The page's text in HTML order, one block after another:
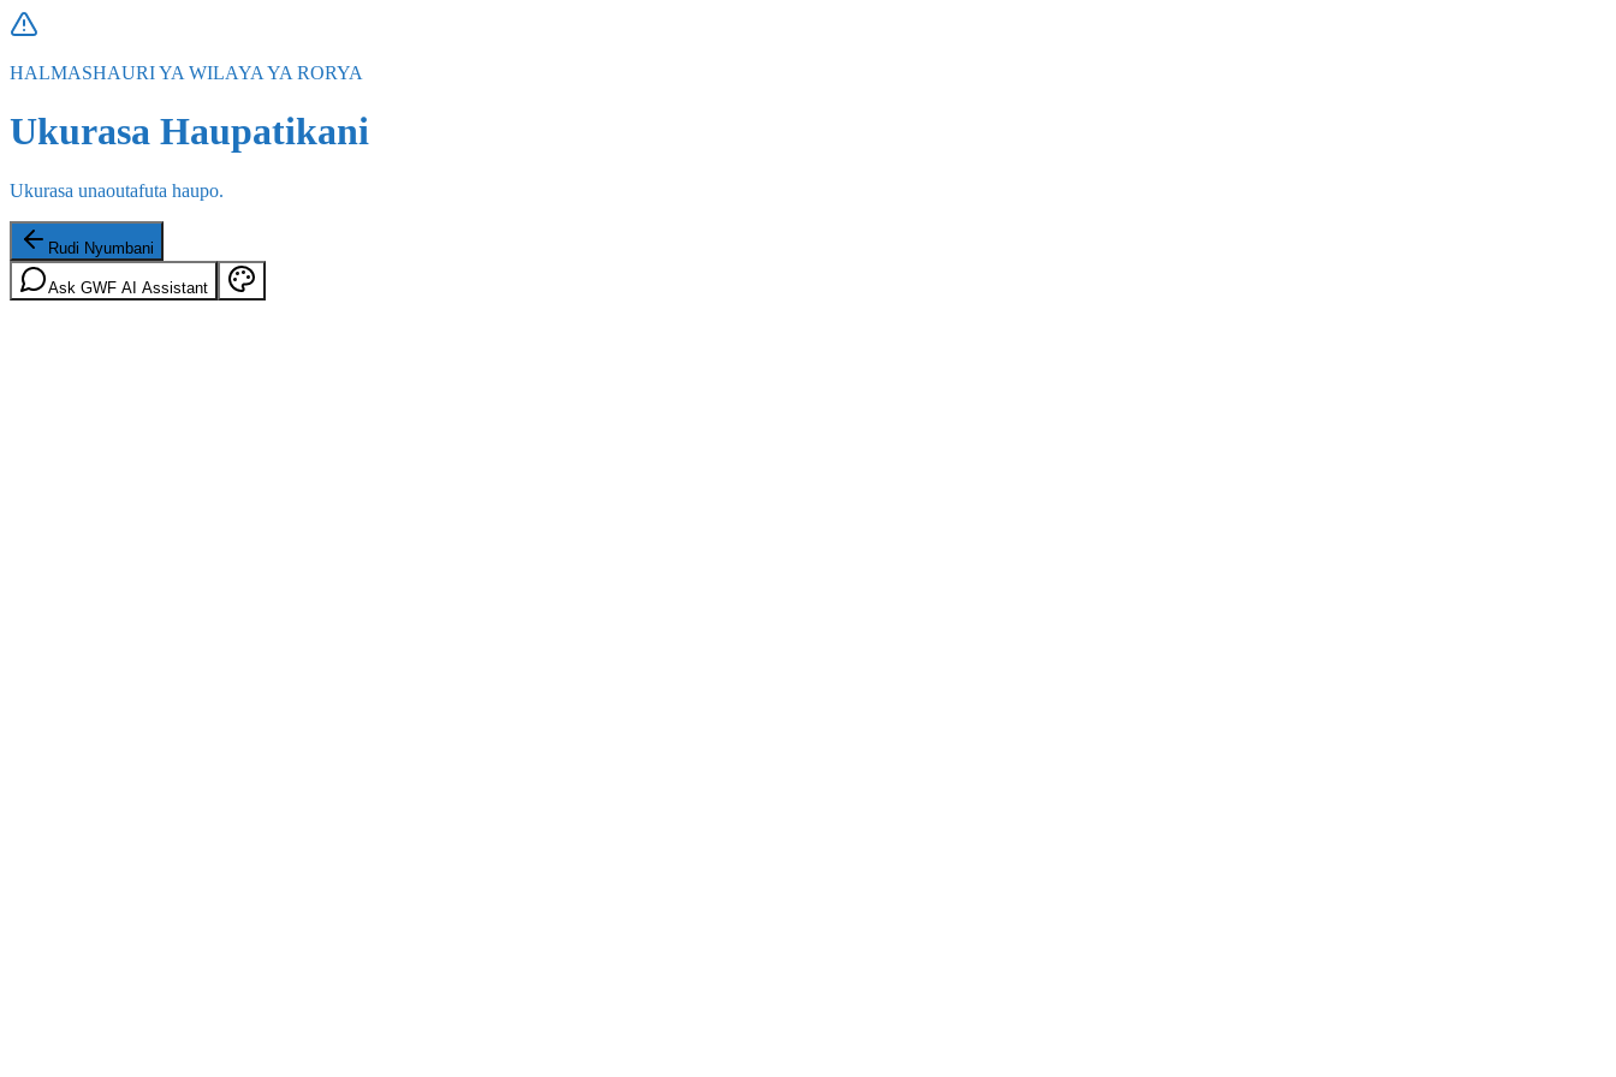
HALMASHAURI YA WILAYA YA RORYA
Ukurasa Haupatikani
Ukurasa unaoutafuta haupo.
Rudi Nyumbani
Ask GWF AI Assistant